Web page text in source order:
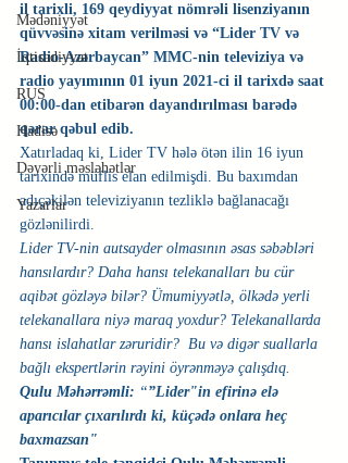
Mədəniyyət
İqtisadiyyat
RUS
Hadisə
Dəyərli məsləhətlər
Yazarlar
il tarixli, 169 qeydiyyat nömrəli lisenziyanın
qüvvəsinə xitam verilməsi və “Lider TV və
Radio-Azərbaycan” MMC-nin televiziya və
radio yayımının 01 iyun 2021-ci il tarixdə saat
00:00-dan etibarən dayandırılması barədə
qərar qəbul edib.
Xatırladaq ki, Lider TV hələ ötən ilin 16 iyun
tarixində müflis elan edilmişdi. Bu baxımdan
adıçəkilən televiziyanın tezliklə bağlanacağı
gözlənilirdi.
Lider TV-nin autsayder olmasının əsas səbəbləri
hansılardır? Daha hansı telekanalları bu cür
aqibət gözləyə bilər? Ümumiyyətlə, ölkədə yerli
telekanallara niyə maraq yoxdur? Telekanallarda
hansı islahatlar zəruridir?  Bu və digər suallarla
bağlı ekspertlərin rəyini öyrənməyə çalışdıq.
Qulu Məhərrəmli: “”Lider"in efirinə elə
aparıcılar çıxarılırdı ki, küçədə onlara heç
baxmazsan"